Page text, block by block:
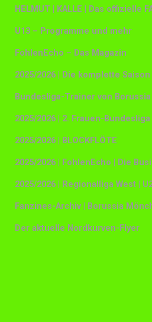
HELMUT | KALLE | Das offizielle
U13 – Programme und mehr
FohlenEcho – Das Magazin
2025/2026 | Die komplette Saison
Bundesliga-Trainer von
2025/2026 | 2. Frauen-Bundesliga
2025/2026 | BLOCKFLÖTE
2025/2026 | FohlenEcho | Die
2025/2026 | Regionalliga West |
Fanzines-Archiv | Borussia
Der aktuelle Nordkurven-Flyer